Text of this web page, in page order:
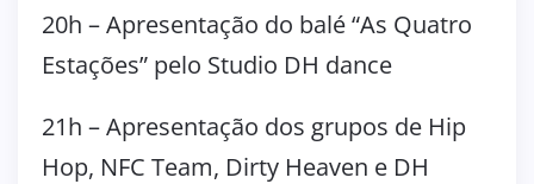
20h – Apresentação do balé “As Quatro
Estações” pelo Studio DH dance
21h – Apresentação dos grupos de Hip
Hop, NFC Team, Dirty Heaven e DH